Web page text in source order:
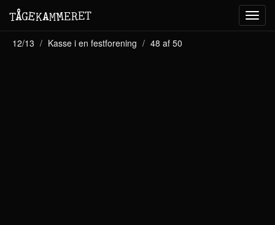
TÅGEKAMMERET
12/13 Kasse i en festforening 48 af 50